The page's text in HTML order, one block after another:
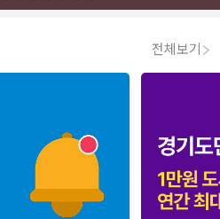
전체보기